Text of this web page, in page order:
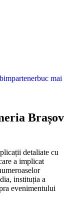
mai
Brașov
a implicat
instituția a
evenimentului